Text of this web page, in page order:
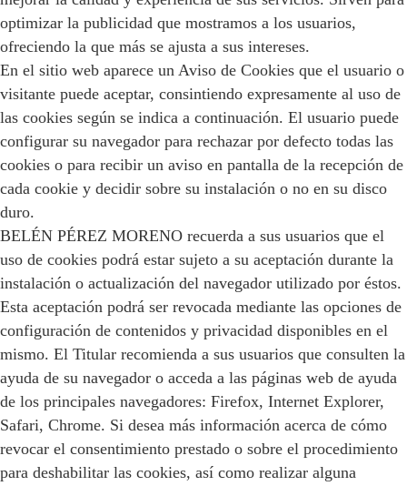
optimizar la publicidad que mostramos a los usuarios,
ofreciendo la que más se ajusta a sus intereses.
En el sitio web aparece un Aviso de Cookies que el usuario o
visitante puede aceptar, consintiendo expresamente al uso de
las cookies según se indica a continuación. El usuario puede
configurar su navegador para rechazar por defecto todas las
cookies o para recibir un aviso en pantalla de la recepción de
cada cookie y decidir sobre su instalación o no en su disco
duro.
BELÉN PÉREZ MORENO recuerda a sus usuarios que el
uso de cookies podrá estar sujeto a su aceptación durante la
instalación o actualización del navegador utilizado por éstos.
Esta aceptación podrá ser revocada mediante las opciones de
configuración de contenidos y privacidad disponibles en el
mismo. El Titular recomienda a sus usuarios que consulten la
ayuda de su navegador o acceda a las páginas web de ayuda
de los principales navegadores: Firefox, Internet Explorer,
Safari, Chrome. Si desea más información acerca de cómo
revocar el consentimiento prestado o sobre el procedimiento
para deshabilitar las cookies, así como realizar alguna